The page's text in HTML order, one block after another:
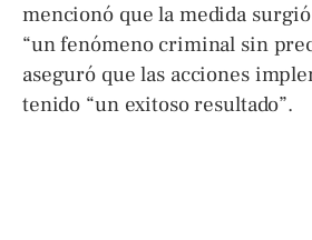
mencionó que la medida
“un fenómeno criminal sin
aseguró que las acciones
tenido “un exitoso resultado”.